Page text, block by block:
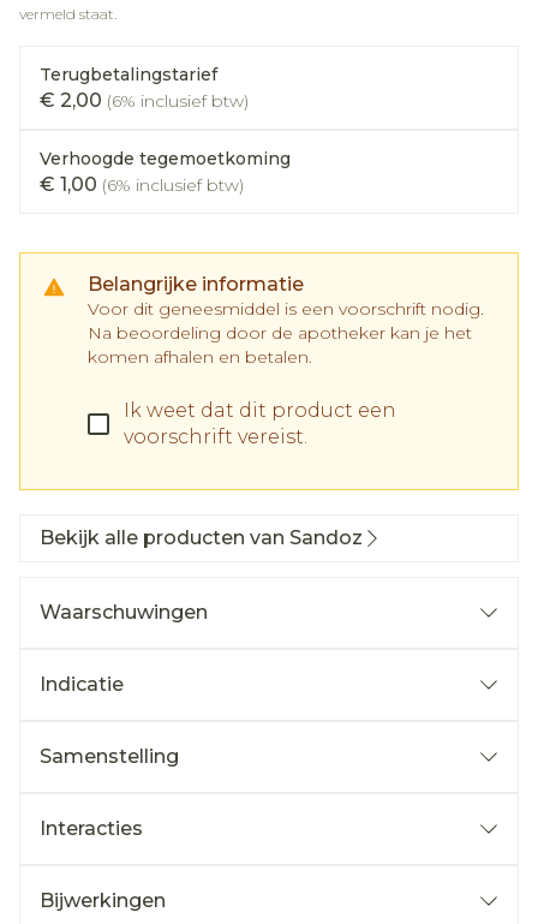
vermeld staat.
Terugbetalingstarief
€ 2,00 (6% inclusief btw)
Verhoogde tegemoetkoming
€ 1,00 (6% inclusief btw)
Belangrijke informatie
Voor dit geneesmiddel is een voorschrift nodig.
Na beoordeling door de apotheker kan je het
komen afhalen en betalen.
Ik weet dat dit product een
voorschrift vereist.
Bekijk alle producten van Sandoz
Waarschuwingen
Indicatie
Samenstelling
Interacties
Bijwerkingen